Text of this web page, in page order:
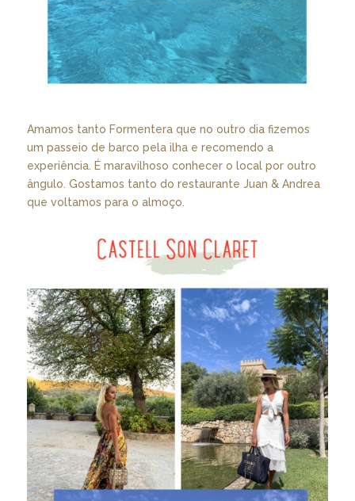
Amamos tanto Formentera que no outro dia fizemos
um passeio de barco pela ilha e recomendo a
experiência. É maravilhoso conhecer o local por outro
ângulo. Gostamos tanto do restaurante Juan & Andrea
que voltamos para o almoço.